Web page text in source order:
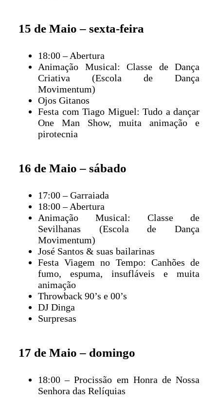
15 de Maio – sexta-feira
18:00 – Abertura
Animação Musical: Classe de Dança
Criativa (Escola de Dança
Movimentum)
Ojos Gitanos
Festa com Tiago Miguel: Tudo a dançar
One Man Show, muita animação e
pirotecnia
16 de Maio – sábado
17:00 – Garraiada
18:00 – Abertura
Animação Musical: Classe de
Sevilhanas (Escola de Dança
Movimentum)
José Santos & suas bailarinas
Festa Viagem no Tempo: Canhões de
fumo, espuma, insufláveis e muita
animação
Throwback 90’s e 00’s
DJ Dinga
Surpresas
17 de Maio – domingo
18:00 – Procissão em Honra de Nossa
Senhora das Relíquias